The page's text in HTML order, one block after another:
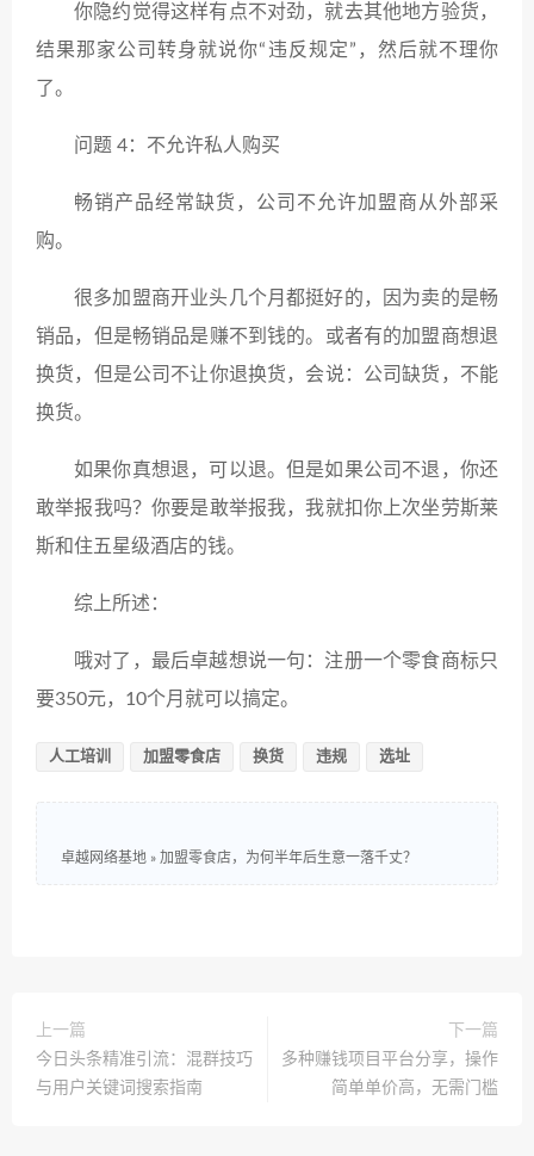
你隐约觉得这样有点不对劲，就去其他地方验货，
结果那家公司转身就说你“违反规定”，然后就不理你
了。
问题 4：不允许私人购买
畅销产品经常缺货，公司不允许加盟商从外部采
购。
很多加盟商开业头几个月都挺好的，因为卖的是畅
销品，但是畅销品是赚不到钱的。或者有的加盟商想退
换货，但是公司不让你退换货，会说：公司缺货，不能
换货。
如果你真想退，可以退。但是如果公司不退，你还
敢举报我吗？你要是敢举报我，我就扣你上次坐劳斯莱
斯和住五星级酒店的钱。
综上所述：
哦对了，最后卓越想说一句：注册一个零食商标只
要350元，10个月就可以搞定。
人工培训 加盟零食店 换货 违规 选址
卓越网络基地 » 加盟零食店，为何半年后生意一落千丈？
上一篇
今日头条精准引流：混群技巧
与用户关键词搜索指南
下一篇
多种赚钱项目平台分享，操作
简单单价高，无需门槛